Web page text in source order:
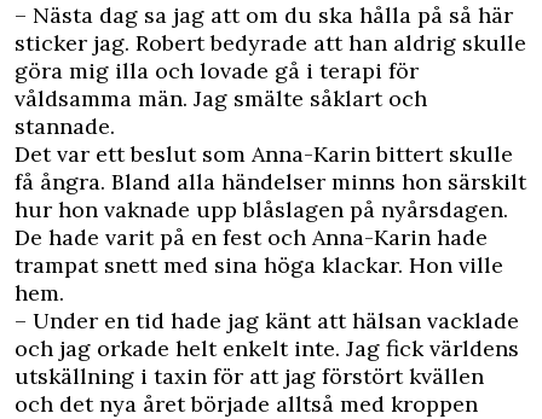
– Nästa dag sa jag att om du ska hålla på så här
sticker jag. Robert bedyrade att han aldrig skulle
göra mig illa och lovade gå i terapi för
våldsamma män. Jag smälte såklart och
stannade.
Det var ett beslut som Anna-­Karin bittert skulle
få ångra. Bland alla händelser minns hon särskilt
hur hon vaknade upp blåslagen på nyårsdagen.
De hade varit på en fest och Anna-­Karin hade
trampat snett med sina höga klackar. Hon ville
hem.
– Under en tid hade jag känt att hälsan vacklade
och jag orkade helt enkelt inte. Jag fick världens
utskällning i taxin för att jag förstört kvällen
och det nya året började alltså med kroppen